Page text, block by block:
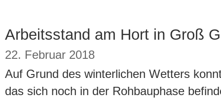
Arbeitsstand am Hort in Groß
22. Februar 2018
Auf Grund des winterlichen Wetters
das sich noch in der Rohbauphase